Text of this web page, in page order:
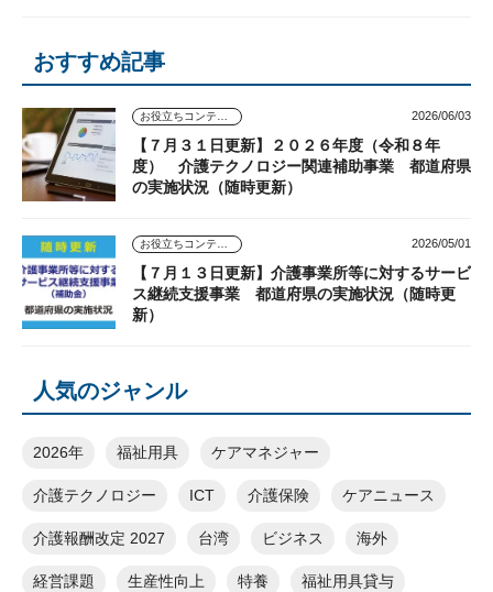
おすすめ記事
お役立ちコンテンツ 2026/06/03
【７月３１日更新】２０２６年度（令和８年
度） 介護テクノロジー関連補助事業 都道府県
の実施状況（随時更新）
お役立ちコンテンツ 2026/05/01
【７月１３日更新】介護事業所等に対するサービ
ス継続支援事業 都道府県の実施状況（随時更
新）
人気のジャンル
2026年 福祉用具 ケアマネジャー
介護テクノロジー ICT 介護保険 ケアニュース
介護報酬改定 2027 台湾 ビジネス 海外
経営課題 生産性向上 特養 福祉用具貸与